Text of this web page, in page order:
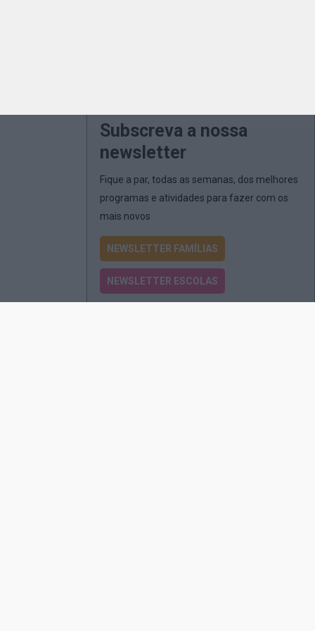
Subscreva a nossa
newsletter
Fique a par, todas as semanas, dos melhores
programas e atividades para fazer com os
mais novos
NEWSLETTER FAMÍLIAS
NEWSLETTER ESCOLAS